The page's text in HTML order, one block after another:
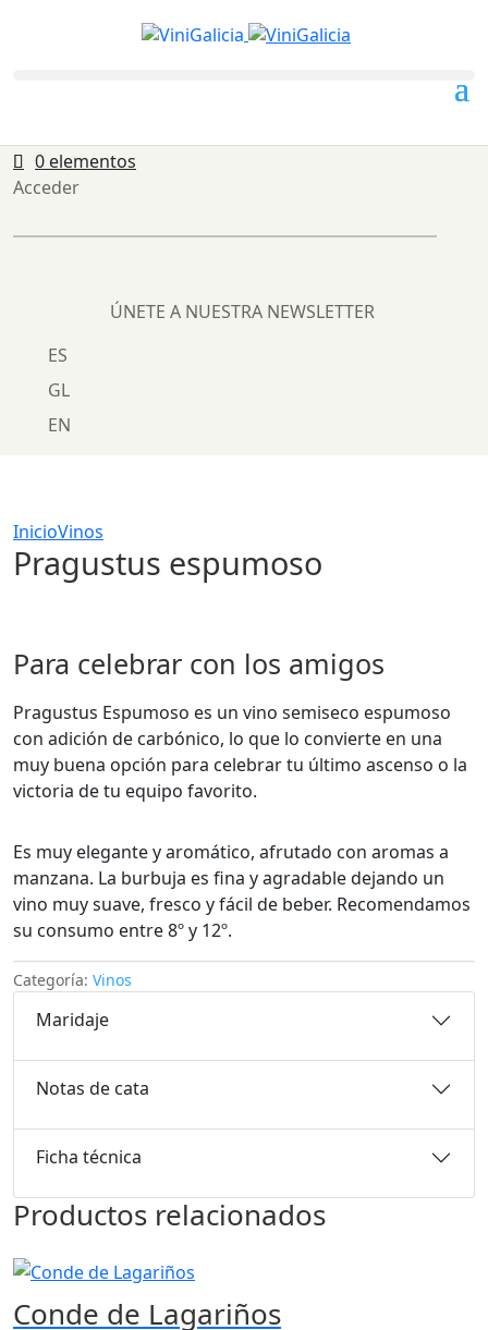
0 elementos
Acceder
ÚNETE A NUESTRA NEWSLETTER
ES
GL
EN
InicioVinos
Pragustus espumoso
Para celebrar con los amigos
Pragustus Espumoso es un vino semiseco espumoso
con adición de carbónico, lo que lo convierte en una
muy buena opción para celebrar tu último ascenso o la
victoria de tu equipo favorito.
Es muy elegante y aromático, afrutado con aromas a
manzana. La burbuja es fina y agradable dejando un
vino muy suave, fresco y fácil de beber. Recomendamos
su consumo entre 8º y 12º.
Categoría: Vinos
Maridaje
Notas de cata
Ficha técnica
Productos relacionados
Conde de Lagariños